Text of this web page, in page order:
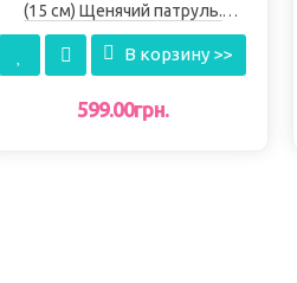
(15 см) Щенячий патруль.
Gund
В корзину >>
599.00грн.